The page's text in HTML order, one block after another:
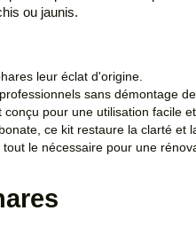
ou jaunis.
leur éclat d'origine.
sans démontage de
pour une utilisation facile
ce kit restaure la clarté et
le nécessaire pour une